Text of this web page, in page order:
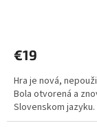
€19
Hra je nová,
Bola otvorená a
Slovenskom jazyku.